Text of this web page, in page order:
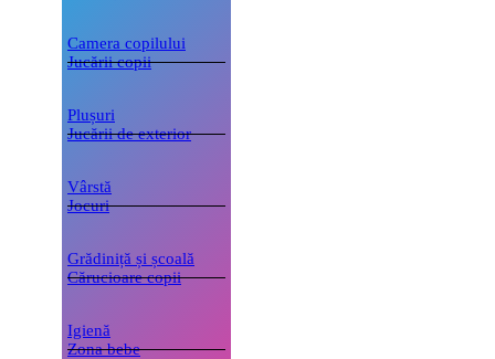
Camera copilului
Jucării copii
Plușuri
Jucării de exterior
Vârstă
Jocuri
Grădiniță și școală
Cărucioare copii
Igienă
Zona bebe